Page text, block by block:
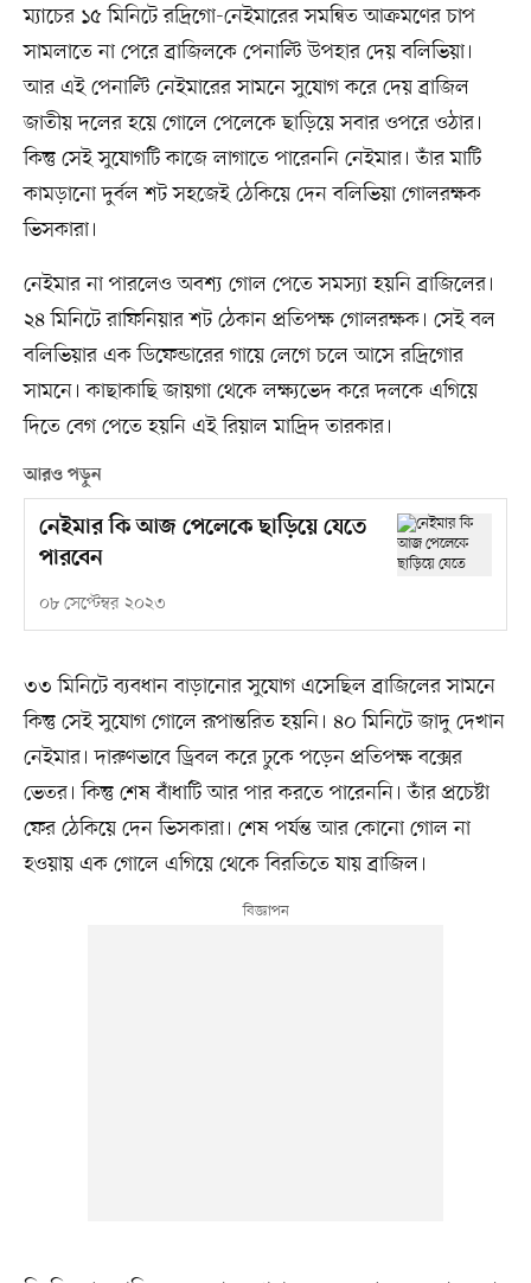
ম্যাচের ১৫ মিনিটে রদ্রিগো-নেইমারের সমন্বিত আক্রমণের চাপ
সামলাতে না পেরে ব্রাজিলকে পেনাল্টি উপহার দেয় বলিভিয়া।
আর এই পেনাল্টি নেইমারের সামনে সুযোগ করে দেয় ব্রাজিল
জাতীয় দলের হয়ে গোলে পেলেকে ছাড়িয়ে সবার ওপরে ওঠার।
কিন্তু সেই সুযোগটি কাজে লাগাতে পারেননি নেইমার। তাঁর মাটি
কামড়ানো দুর্বল শট সহজেই ঠেকিয়ে দেন বলিভিয়া গোলরক্ষক
ভিসকারা।
নেইমার না পারলেও অবশ্য গোল পেতে সমস্যা হয়নি ব্রাজিলের।
২৪ মিনিটে রাফিনিয়ার শট ঠেকান প্রতিপক্ষ গোলরক্ষক। সেই বল
বলিভিয়ার এক ডিফেন্ডারের গায়ে লেগে চলে আসে রদ্রিগোর
সামনে। কাছাকাছি জায়গা থেকে লক্ষ্যভেদ করে দলকে এগিয়ে
দিতে বেগ পেতে হয়নি এই রিয়াল মাদ্রিদ তারকার।
আরও পড়ুন
নেইমার কি আজ পেলেকে ছাড়িয়ে যেতে
পারবেন
০৮ সেপ্টেম্বর ২০২৩
৩৩ মিনিটে ব্যবধান বাড়ানোর সুযোগ এসেছিল ব্রাজিলের সামনে
কিন্তু সেই সুযোগ গোলে রূপান্তরিত হয়নি। ৪০ মিনিটে জাদু দেখান
নেইমার। দারুণভাবে ড্রিবল করে ঢুকে পড়েন প্রতিপক্ষ বক্সের
ভেতর। কিন্তু শেষ বাঁধাটি আর পার করতে পারেননি। তাঁর প্রচেষ্টা
ফের ঠেকিয়ে দেন ভিসকারা। শেষ পর্যন্ত আর কোনো গোল না
হওয়ায় এক গোলে এগিয়ে থেকে বিরতিতে যায় ব্রাজিল।